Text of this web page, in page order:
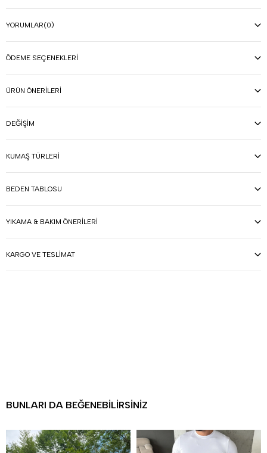
YORUMLAR(0)
ÖDEME SEÇENEKLERI
ÜRÜN ÖNERILERI
DEĞIŞIM
KUMAŞ TÜRLERI
BEDEN TABLOSU
YIKAMA & BAKIM ÖNERILERI
KARGO VE TESLIMAT
BUNLARI DA BEĞENEBILIRSINIZ